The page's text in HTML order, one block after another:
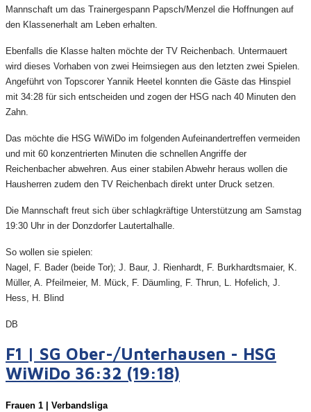
Mannschaft um das Trainergespann Papsch/Menzel die Hoffnungen auf
den Klassenerhalt am Leben erhalten.
Ebenfalls die Klasse halten möchte der TV Reichenbach. Untermauert
wird dieses Vorhaben von zwei Heimsiegen aus den letzten zwei Spielen.
Angeführt von Topscorer Yannik Heetel konnten die Gäste das Hinspiel
mit 34:28 für sich entscheiden und zogen der HSG nach 40 Minuten den
Zahn.
Das möchte die HSG WiWiDo im folgenden Aufeinandertreffen vermeiden
und mit 60 konzentrierten Minuten die schnellen Angriffe der
Reichenbacher abwehren. Aus einer stabilen Abwehr heraus wollen die
Hausherren zudem den TV Reichenbach direkt unter Druck setzen.
Die Mannschaft freut sich über schlagkräftige Unterstützung am Samstag
19:30 Uhr in der Donzdorfer Lautertalhalle.
So wollen sie spielen:
Nagel, F. Bader (beide Tor); J. Baur, J. Rienhardt, F. Burkhardtsmaier, K.
Müller, A. Pfeilmeier, M. Mück, F. Däumling, F. Thrun, L. Hofelich, J.
Hess, H. Blind
DB
F1 | SG Ober-/Unterhausen - HSG
WiWiDo 36:32 (19:18)
Frauen 1 | Verbandsliga